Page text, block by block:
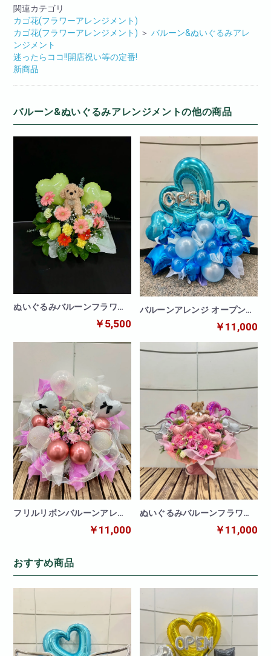
関連カテゴリ
カゴ花(フラワーアレンジメント)
カゴ花(フラワーアレンジメント) ＞ バルーン&ぬいぐるみアレ
ンジメント
迷ったらココ!!開店祝い等の定番!
新商品
バルーン&ぬいぐるみアレンジメントの他の商品
ぬいぐるみバルーンフラワー
￥5,500
バルーンアレンジ オープン
￥11,000
フリルリボンバルーンアレン
￥11,000
ぬいぐるみバルーンフラワー
￥11,000
おすすめ商品